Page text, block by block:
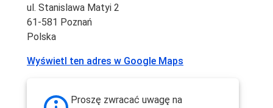
ul. Stanislawa Matyi 2
61-581 Poznań
Polska
Wyświetl ten adres w Google Maps
Proszę zwracać uwagę na